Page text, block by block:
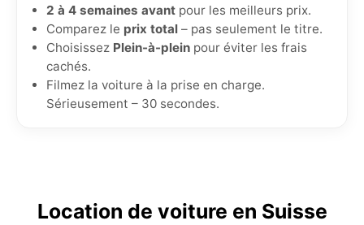
2 à 4 semaines avant pour les meilleurs prix.
Comparez le prix total – pas seulement le titre.
Choisissez Plein-à-plein pour éviter les frais
cachés.
Filmez la voiture à la prise en charge.
Sérieusement – 30 secondes.
Location de voiture en Suisse